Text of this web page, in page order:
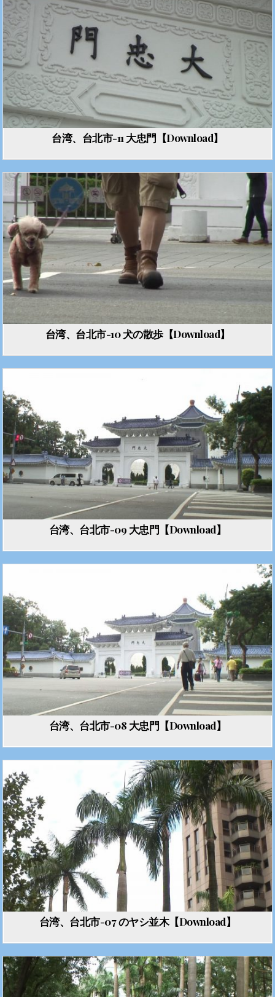
台湾、台北市-11 大忠門【Download】
台湾、台北市-10 犬の散歩【Download】
台湾、台北市-09 大忠門【Download】
台湾、台北市-08 大忠門【Download】
台湾、台北市-07 のヤシ並木【Download】